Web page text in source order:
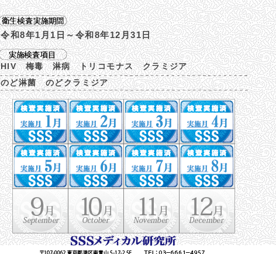
令和8年1月1日～令和8年12月31日
HIV 梅毒 淋病 トリコモナス クラミジア
のど淋菌 のどクラミジア